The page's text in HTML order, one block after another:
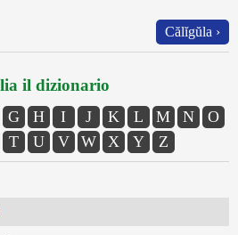
Călĭgŭla ›
il dizionario
G H I J K L M N
O
T U V W X Y Z